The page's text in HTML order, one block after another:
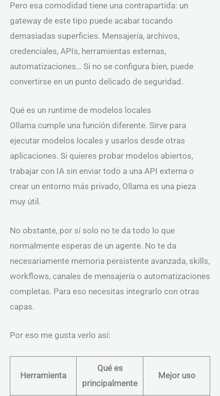
Pero esa comodidad tiene una contrapartida: un
gateway de este tipo puede acabar tocando
demasiadas superficies. Mensajería, archivos,
credenciales, APIs, herramientas externas,
automatizaciones… Si no se configura bien, puede
convertirse en un punto delicado de seguridad.
Qué es un runtime de modelos locales
Ollama cumple una función diferente. Sirve para
ejecutar modelos locales y usarlos desde otras
aplicaciones. Si quieres probar modelos abiertos,
trabajar con IA sin enviar todo a una API externa o
crear un entorno más privado, Ollama es una pieza
muy útil.
No obstante, por sí solo no te da todo lo que
normalmente esperas de un agente. No te da
necesariamente memoria persistente avanzada, skills,
workflows, canales de mensajería o automatizaciones
completas. Para eso necesitas integrarlo con otras
capas.
Por eso me gusta verlo así:
Herramienta
Qué es
principalmente
Mejor uso